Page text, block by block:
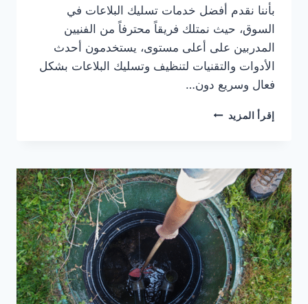
بأننا نقدم أفضل خدمات تسليك البلاعات في
السوق، حيث نمتلك فريقاً محترفاً من الفنيين
المدربين على أعلى مستوى، يستخدمون أحدث
الأدوات والتقنيات لتنظيف وتسليك البلاعات بشكل
فعال وسريع دون…
إقرأ المزيد تسليك
|0567414083|
شفط
المجاري